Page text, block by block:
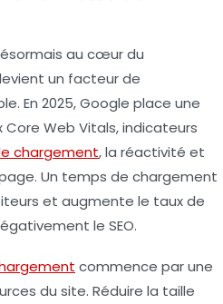
au cœur du
un facteur de
En 2025, Google place une
Web Vitals, indicateurs
chargement, la réactivité et
Un temps de chargement
et augmente le taux de
le SEO.
commence par une
du site. Réduire la taille